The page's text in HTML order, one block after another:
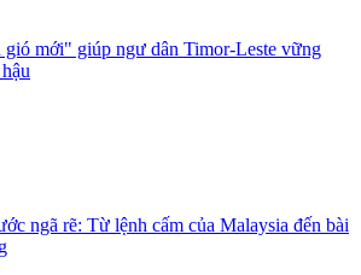
mới" giúp ngư dân Timor-Leste vững
ngã rẽ: Từ lệnh cấm của Malaysia đến bài